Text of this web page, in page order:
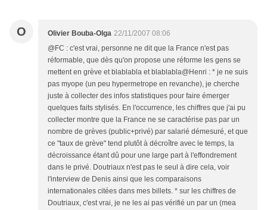
O Olivier Bouba-Olga 22/11/2007 08:06
@FC : c'est vrai, personne ne dit que la France n'est pas
réformable, que dès qu'on propose une réforme les gens se
mettent en grève et blablabla et blablabla@Henri : * je ne suis
pas myope (un peu hypermetrope en revanche), je cherche
juste à collecter des infos statistiques pour faire émerger
quelques faits stylisés. En l'occurrence, les chiffres que j'ai pu
collecter montre que la France ne se caractérise pas par un
nombre de grèves (public+privé) par salarié démesuré, et que
ce "taux de grève" tend plutôt à décroître avec le temps, la
décroissance étant dû pour une large part à l'effondrement
dans le privé. Doutriaux n'est pas le seul à dire cela, voir
l'interview de Denis ainsi que les comparaisons
internationales citées dans mes billets. * sur les chiffres de
Doutriaux, c'est vrai, je ne les ai pas vérifié un par un (mea